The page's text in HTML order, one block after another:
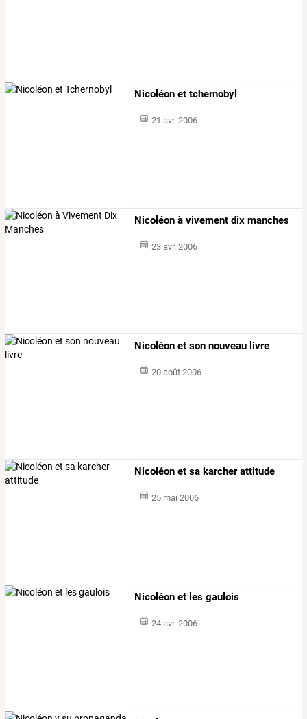
Nicoléon et tchernobyl
21 avr. 2006
Nicoléon à vivement dix manches
23 avr. 2006
Nicoléon et son nouveau livre
20 août 2006
Nicoléon et sa karcher attitude
25 mai 2006
Nicoléon et les gaulois
24 avr. 2006